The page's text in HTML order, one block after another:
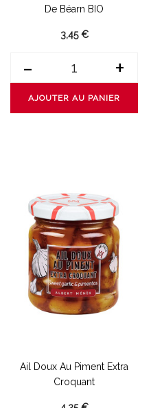
De Béarn BIO
3,45 €
- +
AJOUTER AU PANIER
Ail Doux Au Piment Extra
Croquant